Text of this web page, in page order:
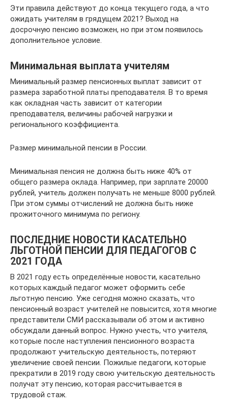
Эти правила действуют до конца текущего года, а что
ожидать учителям в грядущем 2021? Выход на
досрочную пенсию возможен, но при этом появилось
дополнительное условие.
Минимальная выплата учителям
Минимальный размер пенсионных выплат зависит от
размера заработной платы преподавателя. В то время
как окладная часть зависит от категории
преподавателя, величины рабочей нагрузки и
регионального коэффициента.
Размер минимальной пенсии в России.
Минимальная пенсия не должна быть ниже 40% от
общего размера оклада. Например, при зарплате 20000
рублей, учитель должен получать не меньше 8000 рублей.
При этом суммы отчислений не должна быть ниже
прожиточного минимума по региону.
ПОСЛЕДНИЕ НОВОСТИ КАСАТЕЛЬНО
ЛЬГОТНОЙ ПЕНСИИ ДЛЯ ПЕДАГОГОВ С
2021 ГОДА
В 2021 году есть определённые новости, касательно
которых каждый педагог может оформить себе
льготную пенсию. Уже сегодня можно сказать, что
пенсионный возраст учителей не повысится, хотя многие
представители СМИ рассказывали об этом и активно
обсуждали данный вопрос. Нужно учесть, что учителя,
которые после наступления пенсионного возраста
продолжают учительскую деятельность, потеряют
увеличение своей пенсии. Пожилые педагоги, которые
прекратили в 2019 году свою учительскую деятельность
получат эту пенсию, которая рассчитывается в
трудовой стаж.